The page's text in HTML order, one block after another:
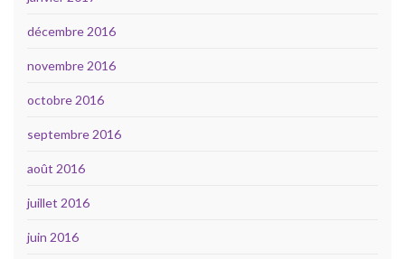
décembre 2016
novembre 2016
octobre 2016
septembre 2016
août 2016
juillet 2016
juin 2016